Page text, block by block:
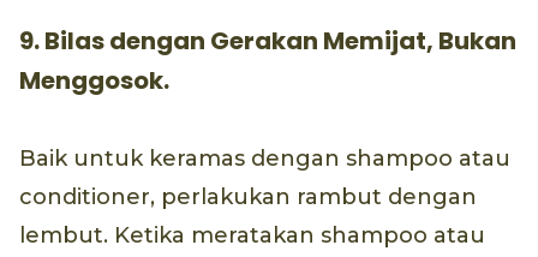
9. Bilas dengan Gerakan Memijat, Bukan
Menggosok.
Baik untuk keramas dengan shampoo atau
conditioner, perlakukan rambut dengan
lembut. Ketika meratakan shampoo atau